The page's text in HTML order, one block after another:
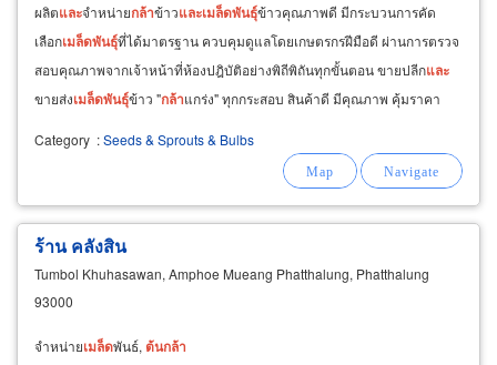
ผลิตและจำหน่ายกล้าข้าวและเมล็ดพันธุ์ข้าวคุณภาพดี มีกระบวนการคัด
เลือกเมล็ดพันธุ์ที่ได้มาตรฐาน ควบคุมดูแลโดยเกษตรกรฝีมือดี ผ่านการตรวจ
สอบคุณภาพจากเจ้าหน้าที่ห้องปฎิบัติอย่างพิถีพิถันทุกขั้นตอน ขายปลีกและ
ขายส่งเมล็ดพันธุ์ข้าว "กล้าแกร่ง" ทุกกระสอบ สินค้าดี มีคุณภาพ คุ้มราคา
Category :Seeds & Sprouts & Bulbs
ร้าน คลังสิน
Tumbol Khuhasawan, Amphoe Mueang Phatthalung, Phatthalung
93000
จำหน่ายเมล็ดพันธ์, ต้นกล้า